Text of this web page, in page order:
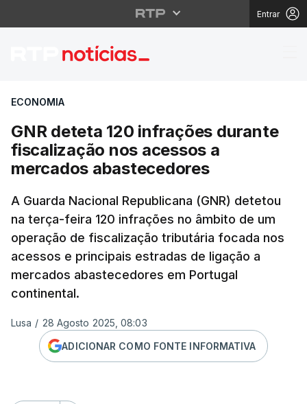
Entrar
GNR deteta 120
ECONOMIA
GNR deteta 120 infrações durante
fiscalização nos acessos a
mercados abastecedores
A Guarda Nacional Republicana (GNR) detetou
na terça-feira 120 infrações no âmbito de um
operação de fiscalização tributária focada nos
acessos e principais estradas de ligação a
mercados abastecedores em Portugal
continental.
Lusa / 28 Agosto 2025, 08:03
ADICIONAR COMO FONTE INFORMATIVA